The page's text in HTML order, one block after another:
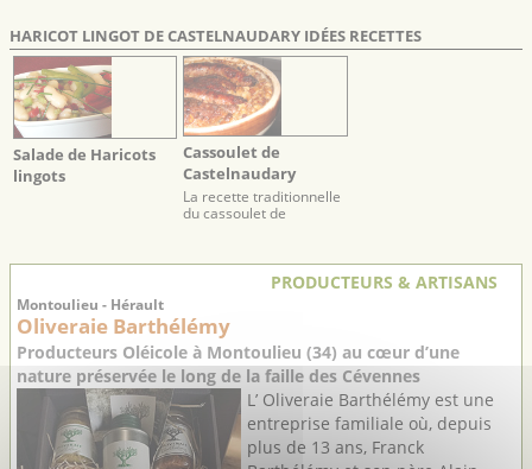
HARICOT LINGOT DE CASTELNAUDARY IDÉES RECETTES
Salade de Haricots
lingots
Cassoulet de
Castelnaudary
La recette traditionnelle
du cassoulet de
PRODUCTEURS & ARTISANS
Montoulieu - Hérault
Oliveraie Barthélémy
Producteurs Oléicole à Montoulieu (34) au cœur d’une
nature préservée le long de la faille des Cévennes
L’ Oliveraie Barthélémy est une
entreprise familiale où, depuis
plus de 13 ans, Franck